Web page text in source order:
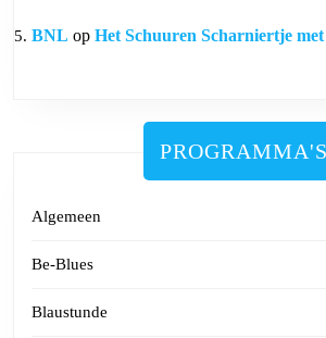
BNL op Het Schuuren Scharniertje
PROGRAMMA'S
Algemeen
Be-Blues
Blaustunde